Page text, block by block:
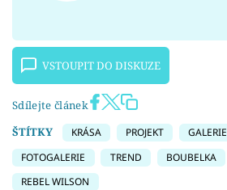
VSTOUPIT DO DISKUZE
Sdílejte článek
ŠTÍTKY
KRÁSA PROJEKT GALERIE
FOTOGALERIE
TREND BOUBELKA
REBEL WILSON